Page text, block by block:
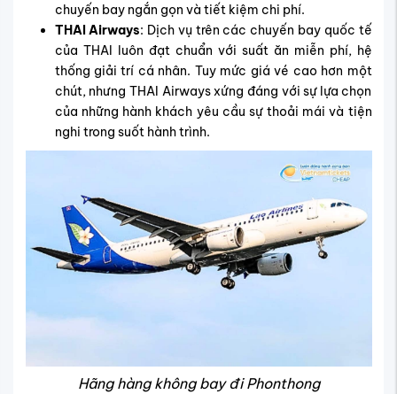
chuyến bay ngắn gọn và tiết kiệm chi phí.
THAI Airways: Dịch vụ trên các chuyến bay quốc tế
của THAI luôn đạt chuẩn với suất ăn miễn phí, hệ
thống giải trí cá nhân. Tuy mức giá vé cao hơn một
chút, nhưng THAI Airways xứng đáng với sự lựa chọn
của những hành khách yêu cầu sự thoải mái và tiện
nghi trong suốt hành trình.
Hãng hàng không bay đi Phonthong